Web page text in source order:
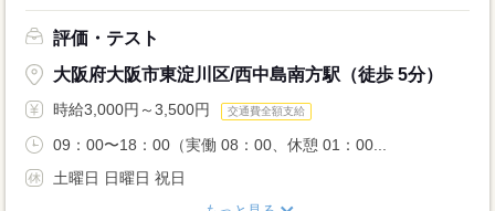
評価・テスト
大阪府大阪市東淀川区/西中島南方駅（徒歩 5分）
時給3,000円～3,500円 交通費全額支給
09：00〜18：00（実働 08：00、休憩 01：00...
土曜日 日曜日 祝日